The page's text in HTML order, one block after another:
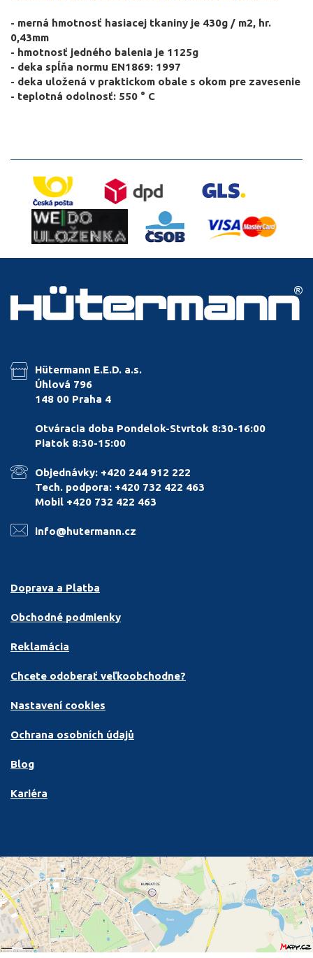
- merná hmotnosť hasiacej tkaniny je 430g / m2, hr.
0,43mm
- hmotnosť jedného balenia je 1125g
- deka spĺňa normu EN1869: 1997
- deka uložená v praktickom obale s okom pre zavesenie
- teplotná odolnosť: 550 ° C
Hütermann E.E.D. a.s.
Úhlová 796
148 00 Praha 4
Otváracia doba Pondelok-Stvrtok 8:30-16:00
Piatok 8:30-15:00
Objednávky: +420 244 912 222
Tech. podpora: +420 732 422 463
Mobil +420 732 422 463
info@hutermann.cz
Doprava a Platba
Obchodné podmienky
Reklamácia
Chcete odoberať veľkoobchodne?
Nastavení cookies
Ochrana osobních údajů
Blog
Kariéra